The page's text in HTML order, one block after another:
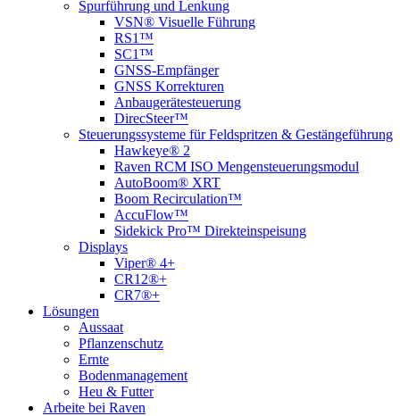
Spurführung und Lenkung
VSN® Visuelle Führung
RS1™
SC1™
GNSS-Empfänger
GNSS Korrekturen
Anbaugerätesteuerung
DirecSteer™
Steuerungssysteme für Feldspritzen & Gestängeführung
Hawkeye® 2
Raven RCM ISO Mengensteuerungsmodul
AutoBoom® XRT
Boom Recirculation™
AccuFlow™
Sidekick Pro™ Direkteinspeisung
Displays
Viper® 4+
CR12®+
CR7®+
Lösungen
Aussaat
Pflanzenschutz
Ernte
Bodenmanagement
Heu & Futter
Arbeite bei Raven